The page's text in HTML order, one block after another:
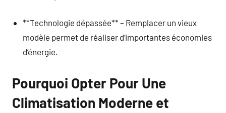
**Technologie dépassée** – Remplacer un vieux
modèle permet de réaliser d’importantes économies
d’énergie.
Pourquoi Opter Pour Une
Climatisation Moderne et